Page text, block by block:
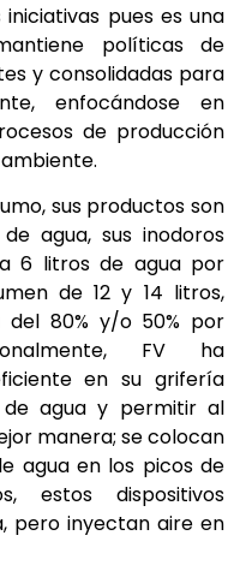
pues es una
políticas de
y consolidadas para
enfocándose en
de producción
sus productos son
agua, sus inodoros
6 litros de agua por
de 12 y 14 litros,
80% y/o 50% por
FV ha
en su grifería
agua y permitir al
manera; se colocan
agua en los picos de
estos dispositivos
pero inyectan aire en